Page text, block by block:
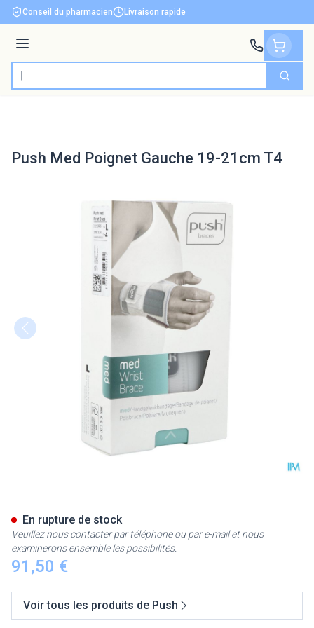
Aller au contenu
Conseil du pharmacien Livraison rapide
Menu
Rechercher
Push Med Poignet Gauche 19-21cm T4
91,50 €
En rupture de stock
Veuillez nous contacter par téléphone ou par e-mail et nous
examinerons ensemble les possibilités.
Voir tous les produits de Push